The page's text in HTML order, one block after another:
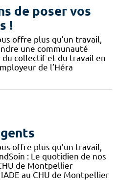
de poser vos
!
offre plus qu’un travail,
une communauté
du collectif et du travail en
de l’Héra
offre plus qu’un travail,
: Le quotidien de nos
de Montpellier
au CHU de Montpellier